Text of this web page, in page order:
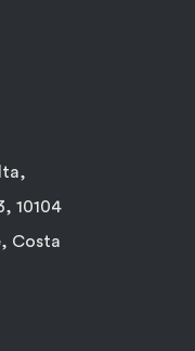
10104
Costa